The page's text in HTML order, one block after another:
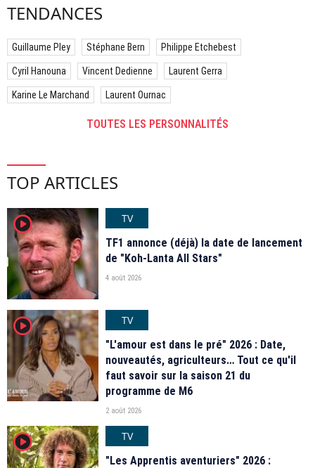
TENDANCES
Guillaume Pley Stéphane Bern Philippe Etchebest
Cyril Hanouna Vincent Dedienne Laurent Gerra
Karine Le Marchand Laurent Ournac
TOUTES LES PERSONNALITÉS
TOP ARTICLES
player2
TV
TF1 annonce (déjà) la date de lancement
de "Koh-Lanta All Stars"
4 août 2026
player2
TV
"L'amour est dans le pré" 2026 : Date,
nouveautés, agriculteurs… Tout ce qu'il
faut savoir sur la saison 21 du
programme de M6
2 août 2026
player2
TV
"Les Apprentis aventuriers" 2026 :